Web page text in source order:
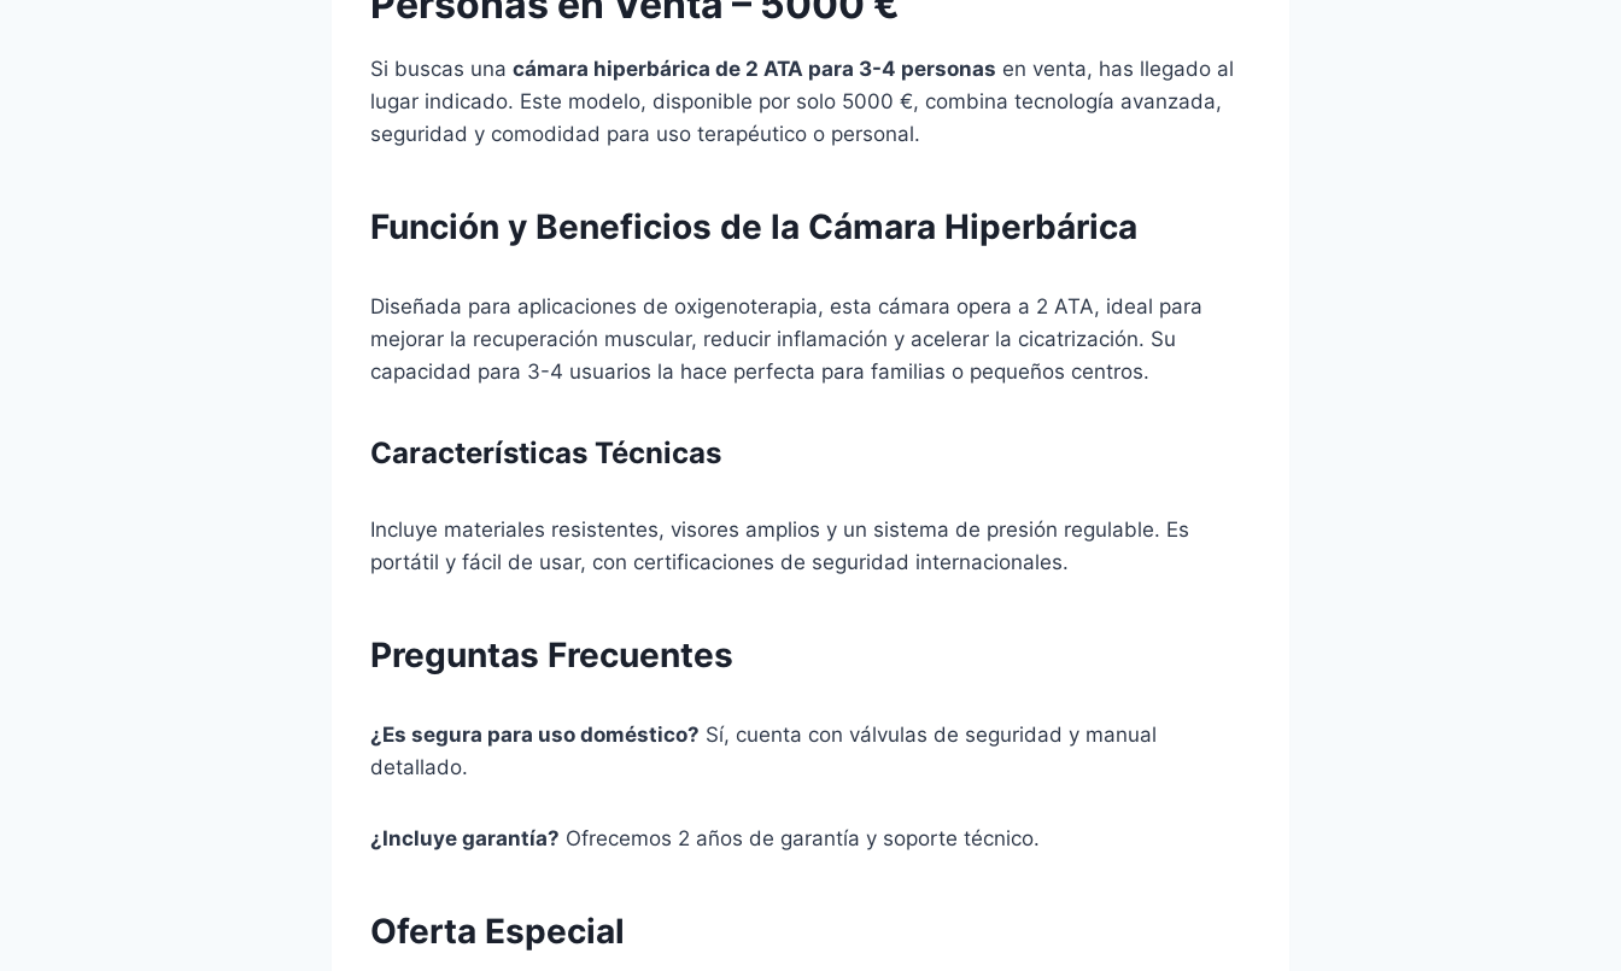
Si buscas una cámara hiperbárica de 2 ATA para 3-4 personas en venta, has llegado al
lugar indicado. Este modelo, disponible por solo 5000 €, combina tecnología avanzada,
seguridad y comodidad para uso terapéutico o personal.
Función y Beneficios de la Cámara Hiperbárica
Diseñada para aplicaciones de oxigenoterapia, esta cámara opera a 2 ATA, ideal para
mejorar la recuperación muscular, reducir inflamación y acelerar la cicatrización. Su
capacidad para 3-4 usuarios la hace perfecta para familias o pequeños centros.
Características Técnicas
Incluye materiales resistentes, visores amplios y un sistema de presión regulable. Es
portátil y fácil de usar, con certificaciones de seguridad internacionales.
Preguntas Frecuentes
¿Es segura para uso doméstico? Sí, cuenta con válvulas de seguridad y manual
detallado.
¿Incluye garantía? Ofrecemos 2 años de garantía y soporte técnico.
Oferta Especial